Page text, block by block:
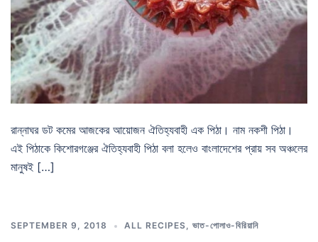
রান্নাঘর ডট কমের আজকের আয়োজন ঐতিহ্যবাহী এক পিঠা। নাম নকশী পিঠা।
এই পিঠাকে কিশোরগঞ্জের ঐতিহ্যবাহী পিঠা বলা হলেও বাংলাদেশের প্রায় সব অঞ্চলের
মানুষই […]
SEPTEMBER 9, 2018 ALL RECIPES, ভাত-পোলাও-বিরিয়ানি